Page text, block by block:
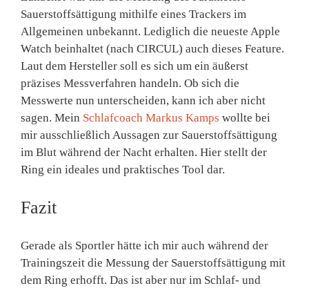
Sauerstoffsättigung mithilfe eines Trackers im
Allgemeinen unbekannt. Lediglich die neueste Apple
Watch beinhaltet (nach CIRCUL) auch dieses Feature.
Laut dem Hersteller soll es sich um ein äußerst
präzises Messverfahren handeln. Ob sich die
Messwerte nun unterscheiden, kann ich aber nicht
sagen. Mein Schlafcoach Markus Kamps wollte bei
mir ausschließlich Aussagen zur Sauerstoffsättigung
im Blut während der Nacht erhalten. Hier stellt der
Ring ein ideales und praktisches Tool dar.
Fazit
Gerade als Sportler hätte ich mir auch während der
Trainingszeit die Messung der Sauerstoffsättigung mit
dem Ring erhofft. Das ist aber nur im Schlaf- und